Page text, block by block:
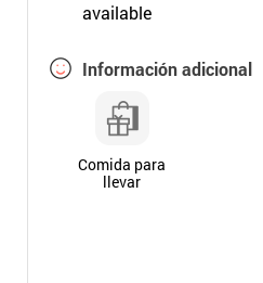
available
Información adicional
Comida para
llevar